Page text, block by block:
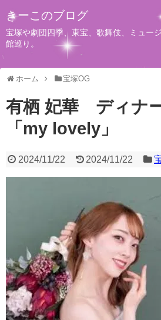
きーこのブログ
宝塚や劇団四季、東宝、歌舞伎、ミュー
館巡り。
ホーム 宝塚OG
有栖 妃華 ディナ
「my lovely」
2024/11/22 2024/11/22